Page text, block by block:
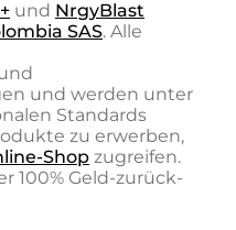
und NrgyBlast
SAS. Alle
und werden unter
Standards
zu erwerben,
Shop zugreifen.
100% Geld-zurück-